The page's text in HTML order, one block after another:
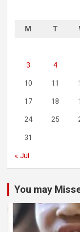
M T
3 4
10 11
17 18
24 25
31
« Jul
You may